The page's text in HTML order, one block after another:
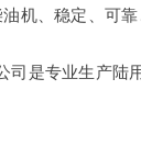
机、稳定、可靠
司是专业生产陆